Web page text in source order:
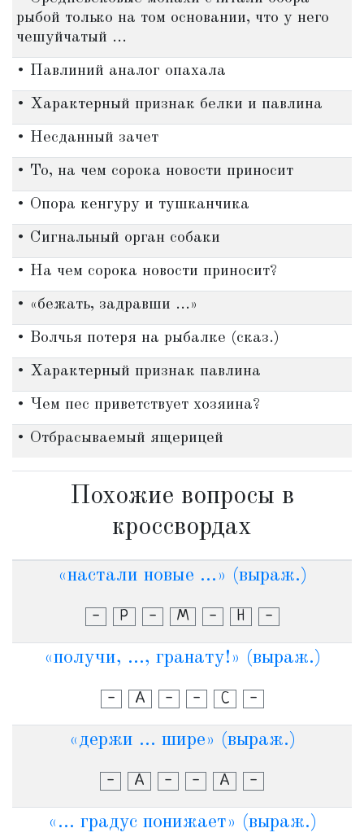
рыбой только на том основании, что у него
чешуйчатый ...
• Павлиний аналог опахала
• Характерный признак белки и павлина
• Несданный зачет
• То, на чем сорока новости приносит
• Опора кенгуру и тушканчика
• Сигнальный орган собаки
• На чем сорока новости приносит?
• «бежать, задравши ...»
• Волчья потеря на рыбалке (сказ.)
• Характерный признак павлина
• Чем пес приветствует хозяина?
• Отбрасываемый ящерицей
Похожие вопросы в
кроссвордах
«настали новые ...» (выраж.)
- Р - М - Н -
«получи, ..., гранату!» (выраж.)
- А - - С -
«держи ... шире» (выраж.)
- А - - А -
«... градус понижает» (выраж.)